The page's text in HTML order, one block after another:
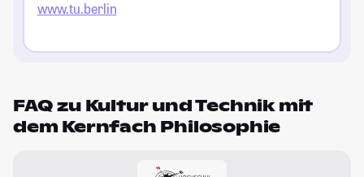
www.tu.berlin
FAQ zu Kultur und Technik mit
dem Kernfach Philosophie